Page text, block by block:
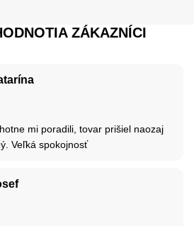
ZÁKAZNÍCI
mi poradili, tovar prišiel naozaj
Veľká spokojnosť